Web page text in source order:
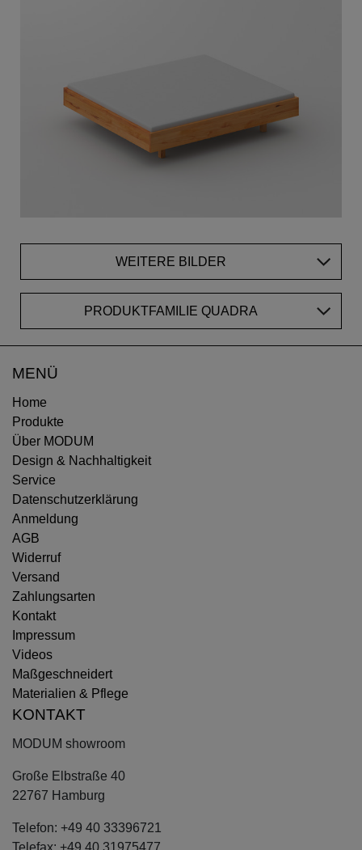
WEITERE BILDER
PRODUKTFAMILIE QUADRA
MENÜ
Home
Produkte
Über MODUM
Design & Nachhaltigkeit
Service
Datenschutzerklärung
Anmeldung
AGB
Widerruf
Versand
Zahlungsarten
Kontakt
Impressum
Videos
Maßgeschneidert
Materialien & Pflege
KONTAKT
MODUM showroom
Große Elbstraße 40
22767 Hamburg
Telefon: +49 40 33396721
Telefax: +49 40 31975477